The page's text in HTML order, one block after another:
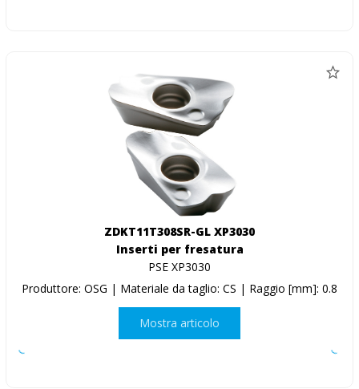
ZDKT11T308SR-GL XP3030
Inserti per fresatura
PSE XP3030
Produttore: OSG | Materiale da taglio: CS | Raggio [mm]: 0.8
Mostra articolo